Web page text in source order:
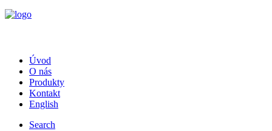
Úvod
O nás
Produkty
Kontakt
English
Search